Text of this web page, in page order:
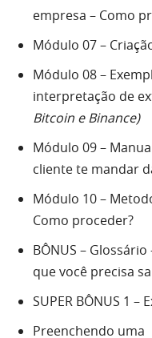
empresa – Como
Módulo 07 –
Módulo 08 –
interpretação de
Bitcoin e Binance)
Módulo 09 –
cliente te mandar
Módulo 10 –
Como proceder?
BÔNUS –
que você precisa
SUPER BÔNUS 1
Preenchendo uma